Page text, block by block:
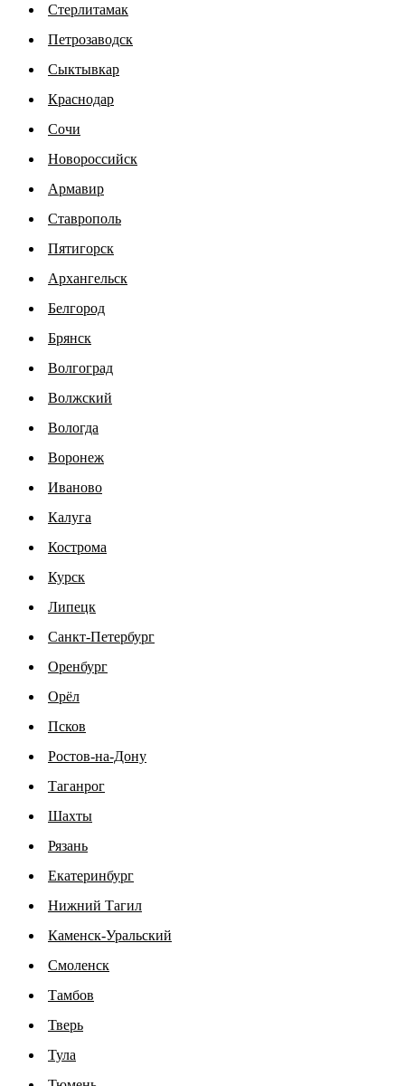
Стерлитамак
Петрозаводск
Сыктывкар
Краснодар
Сочи
Новороссийск
Армавир
Ставрополь
Пятигорск
Архангельск
Белгород
Брянск
Волгоград
Волжский
Вологда
Воронеж
Иваново
Калуга
Кострома
Курск
Липецк
Санкт-Петербург
Оренбург
Орёл
Псков
Ростов-на-Дону
Таганрог
Шахты
Рязань
Екатеринбург
Нижний Тагил
Каменск-Уральский
Смоленск
Тамбов
Тверь
Тула